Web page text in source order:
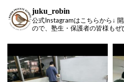
juku_robin
公式Instagramはこちらから↓
ので、塾生・保護者の皆様もぜ